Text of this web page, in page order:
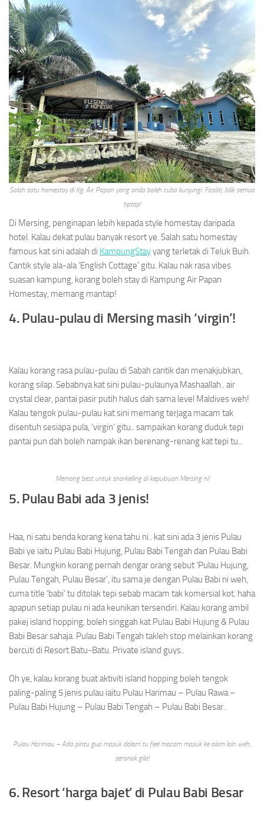
Salah satu homestay di Kg. Air Papan yang anda boleh cuba kunjungi. Fasiliti, bilik semua
tiptop!
Di Mersing, penginapan lebih kepada style homestay daripada
hotel. Kalau dekat pulau banyak resort ye. Salah satu homestay
famous kat sini adalah di KampungStayyang terletak di Teluk Buih.
Cantik style ala-ala ‘English Cottage’ gitu. Kalau nak rasa vibes
suasan kampung, korang boleh stay di Kampung Air Papan
Homestay, memang mantap!
4. Pulau-pulau di Mersing masih ‘virgin’!
Kalau korang rasa pulau-pulau di Sabah cantik dan menakjubkan,
korang silap. Sebabnya kat sini pulau-pulaunya Mashaallah.. air
crystal clear, pantai pasir putih halus dah sama level Maldives weh!
Kalau tengok pulau-pulau kat sini memang terjaga macam tak
disentuh sesiapa pula, ‘virgin’ gitu.. sampaikan korang duduk tepi
pantai pun dah boleh nampak ikan berenang-renang kat tepi tu..
Memang best untuk snorkelling di kepulauan Mersing ni!
5. Pulau Babi ada 3 jenis!
Haa, ni satu benda korang kena tahu ni.. kat sini ada 3 jenis Pulau
Babi ye iaitu Pulau Babi Hujung, Pulau Babi Tengah dan Pulau Babi
Besar. Mungkin korang pernah dengar orang sebut ‘Pulau Hujung,
Pulau Tengah, Pulau Besar’, itu sama je dengan Pulau Babi ni weh,
cuma title ‘babi’ tu ditolak tepi sebab macam tak komersial kot. haha
apapun setiap pulau ni ada keunikan tersendiri. Kalau korang ambil
pakej island hopping, boleh singgah kat Pulau Babi Hujung & Pulau
Babi Besar sahaja. Pulau Babi Tengah takleh stop melainkan korang
bercuti di Resort Batu-Batu. Private island guys..
Oh ye, kalau korang buat aktiviti island hopping boleh tengok
paling-paling 5 jenis pulau iaitu Pulau Harimau – Pulau Rawa –
Pulau Babi Hujung – Pulau Babi Tengah – Pulau Babi Besar .
Pulau Harimau – Ada pintu gua masuk dalam tu feel macam masuk ke alam lain weh..
seronok gila!
6. Resort ‘harga bajet’ di Pulau Babi Besar